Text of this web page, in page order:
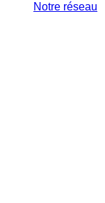
Notre réseau